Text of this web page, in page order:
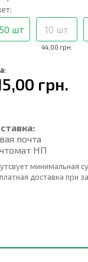
шт
44,00 грн.
10 шт
грн.
почта
НП
минимальная
доставка при